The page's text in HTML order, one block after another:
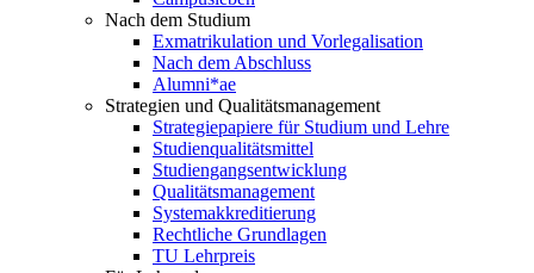
Nach dem Studium
Exmatrikulation und Vorlegalisation
Nach dem Abschluss
Alumni*ae
Strategien und Qualitätsmanagement
Strategiepapiere für Studium und Lehre
Studienqualitätsmittel
Studiengangsentwicklung
Qualitätsmanagement
Systemakkreditierung
Rechtliche Grundlagen
TU Lehrpreis